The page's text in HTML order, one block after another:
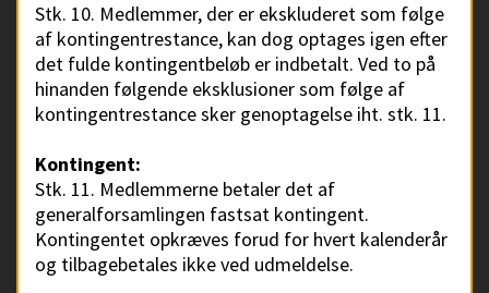
Stk. 10. Medlemmer, der er ekskluderet som følge
af kontingentrestance, kan dog optages igen efter
det fulde kontingentbeløb er indbetalt. Ved to på
hinanden følgende eksklusioner som følge af
kontingentrestance sker genoptagelse iht. stk. 11.
Kontingent:
Stk. 11. Medlemmerne betaler det af
generalforsamlingen fastsat kontingent.
Kontingentet opkræves forud for hvert kalenderår
og tilbagebetales ikke ved udmeldelse.